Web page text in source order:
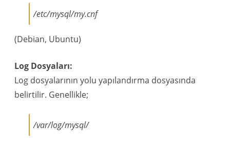
/etc/mysql/my.cnf
(Debian, Ubuntu)
Log Dosyaları:
Log dosyalarının yolu yapılandırma dosyasında
belirtilir. Genellikle;
/var/log/mysql/